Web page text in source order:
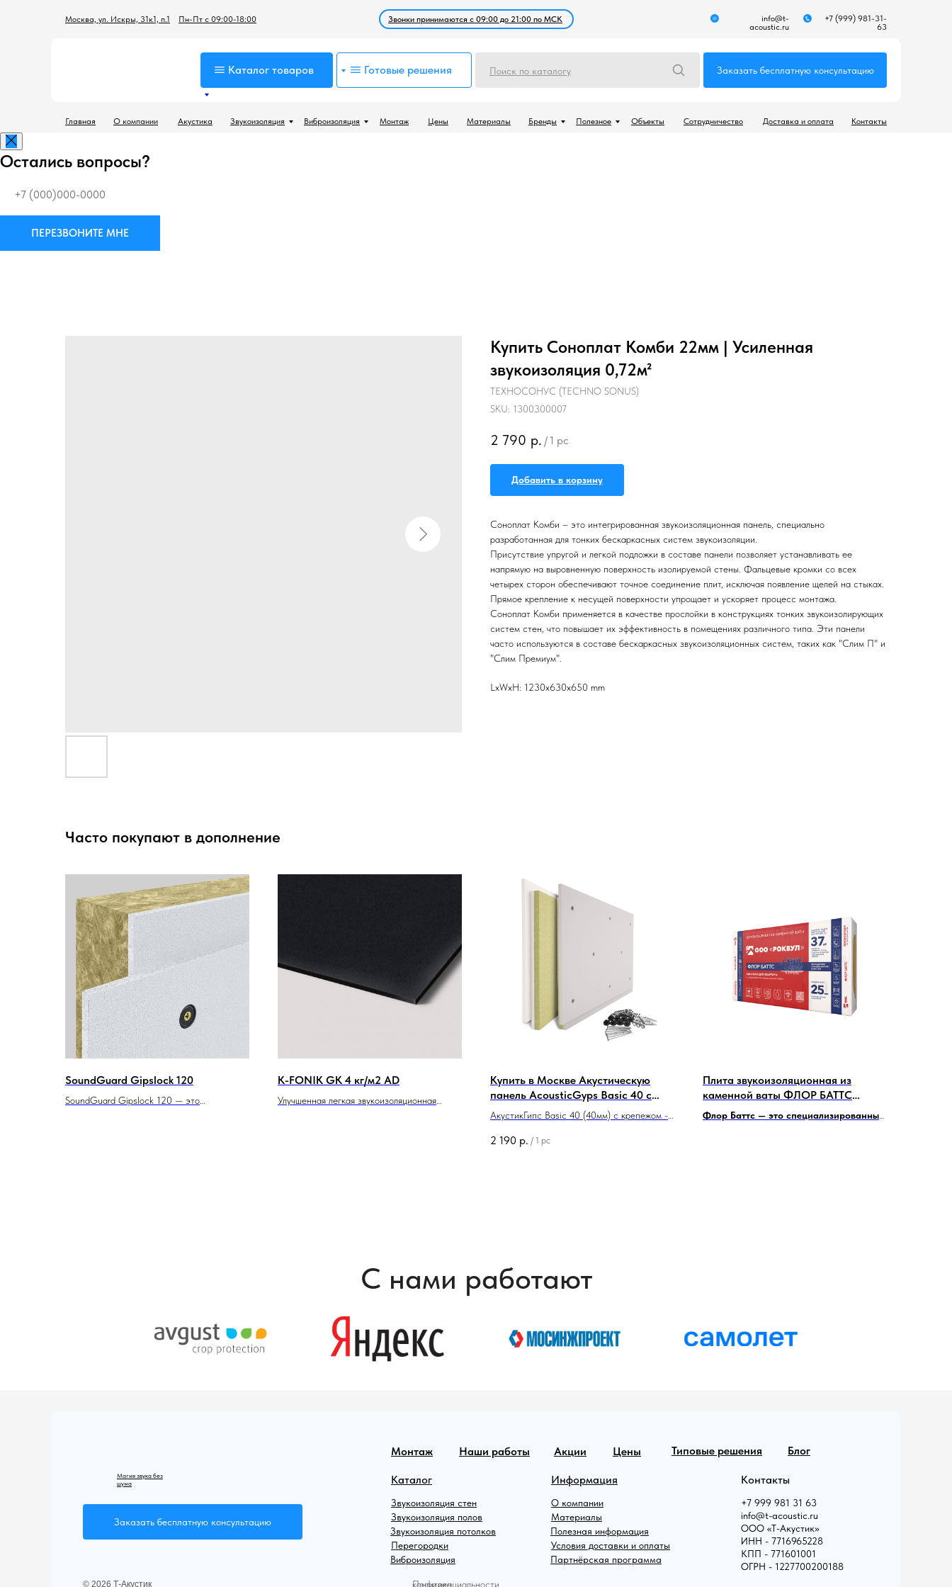
Поиск по каталогу Заказать бесплатную консультацию
+7 (999) 981-31-
63
Главная О компании Звукоизоляция Материалы
Акустика Полезное Объекты Сотрудничество Контакты
Виброизоляция Бренды
Монтаж Цены Доставка и оплата
info@t-
acoustic.ru
Каталог товаров Готовые решения
Москва, ул. Искры, 31к1, п.1 Пн-Пт с 09:00-18:00 Звонки принимаются с 09:00 до 21:00 по МСК
Остались вопросы?
ПЕРЕЗВОНИТЕ МНЕ
Купить Соноплат Комби 22мм | Усиленная
звукоизоляция 0,72м²
ТЕХНОСОНУС (TECHNO SONUS)
SKU: 1300300007
2 790 р. / 1 pc
Добавить в корзину
Соноплат Комби – это интегрированная звукоизоляционная панель, специально
разработанная для тонких бескаркасных систем звукоизоляции.
Присутствие упругой и легкой подложки в составе панели позволяет устанавливать ее
напрямую на выровненную поверхность изолируемой стены. Фальцевые кромки со всех
четырех сторон обеспечивают точное соединение плит, исключая появление щелей на стыках.
Прямое крепление к несущей поверхности упрощает и ускоряет процесс монтажа.
Соноплат Комби применяется в качестве прослойки в конструкциях тонких звукоизолирующих
систем стен, что повышает их эффективность в помещениях различного типа. Эти панели
часто используются в составе бескаркасных звукоизоляционных систем, таких как "Слим П" и
"Слим Премиум".
LxWxH: 1230x630x650 mm
Часто покупают в дополнение
SoundGuard Gipslock 120
SoundGuard Gipslock 120 — это
K-FONIK GK 4 кг/м2 AD
Улучшенная легкая звукоизоляционная
Купить в Москве Акустическую
панель AcousticGyps Basic 40 с
крепежом
АкустикГипс Basic 40 (40мм) с крепежом -
Площадь 0,72м² * Улучшает акустику
2 190 р. / 1 pc
Плита звукоизоляционная из
каменной ваты ФЛОР БАТТС
25х600х1000 мм 4,8 кв.м
Флор Баттс — это специализированный
С нами работают
Заказать бесплатную консультацию
Магия звука без
шума
Политика конфиденциальности
© 2026 Т-Акустик
Каталог
Звукоизоляция стен
Звукоизоляция полов
Звукоизоляция потолков
Перегородки
Виброизоляция
Информация
О компании
Материалы
Полезная информация
Условия доставки и оплаты
Партнёрская программа
Контакты
+7 999 981 31 63
info@t-acoustic.ru
ООО «Т-Акустик»
ИНН - 7716965228
КПП - 771601001
ОГРН - 1227700200188
Монтаж Наши работы Акции Цены Типовые решения Блог